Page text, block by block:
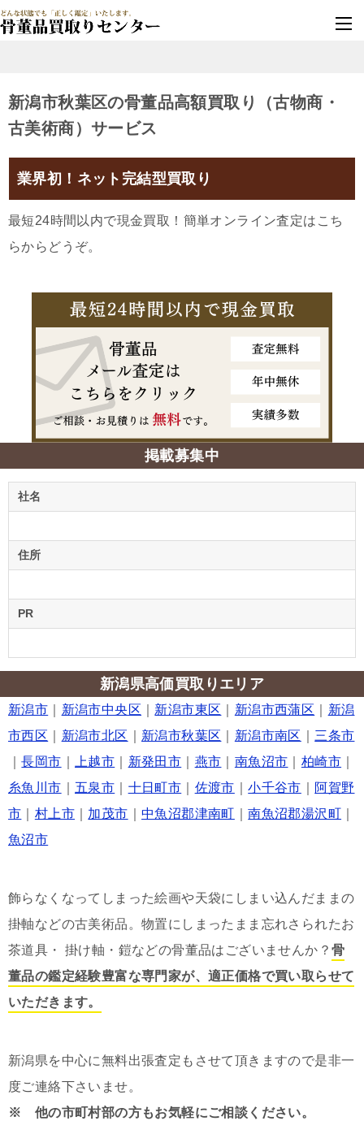
新潟市秋葉区の骨董品高額買取り（古物商・
古美術商）サービス
業界初！ネット完結型買取り
最短24時間以内で現金買取！簡単オンライン査定はこち
らからどうぞ。
掲載募集中
社名
住所
PR
新潟県高価買取りエリア
新潟市 新潟市中央区 新潟市東区 新潟市西蒲区
新潟
市西区
新潟市北区 新潟市秋葉区 新潟市南区 ｜三条市
｜長岡市 ｜上越市 新発田市 燕市 南魚沼市 柏崎市
糸魚川市 ｜五泉市 十日町市 佐渡市 ｜小千谷市
阿賀野
市
村上市 加茂市 ｜中魚沼郡津南町 ｜南魚沼郡湯沢町
魚沼市
飾らなくなってしまった絵画や天袋にしまい込んだままの
掛軸などの古美術品。物置にしまったまま忘れさられたお
茶道具・ 掛け軸・鎧などの骨董品はございませんか？ 骨
董品の鑑定経験豊富な専門家が、適正価格で買い取らせて
いただきます。
新潟県を中心に無料出張査定もさせて頂きますので是非一
度ご連絡下さいませ。
※ 他の市町村部の方もお気軽にご相談ください。